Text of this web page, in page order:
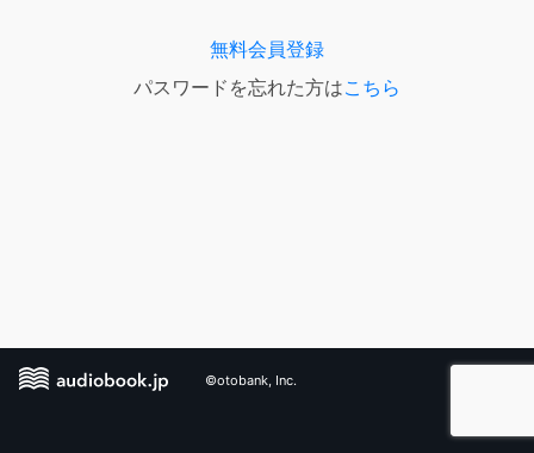
無料会員登録
パスワードを忘れた方はこちら
©otobank, Inc.